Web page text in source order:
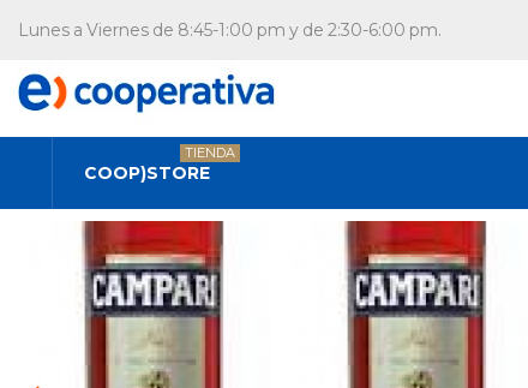
Lunes a Viernes de 8:45-1:00 pm y de 2:30-6:00 pm.
COOP)STORE
TIENDA